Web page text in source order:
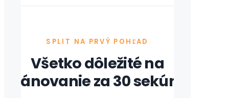
SPLIT NA PRVÝ POHĽAD
Všetko dôležité na
plánovanie za 30 sekúnd